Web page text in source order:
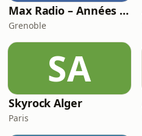
Max Radio – Années 2010
Grenoble
SA
Skyrock Alger
Paris